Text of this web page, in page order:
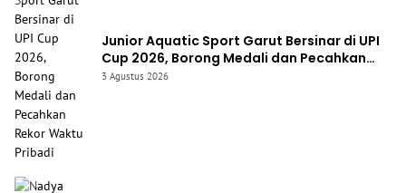
Junior Aquatic Sport Garut Bersinar di UPI
Cup 2026, Borong Medali dan Pecahkan
Rekor Waktu Pribadi
3 Agustus 2026